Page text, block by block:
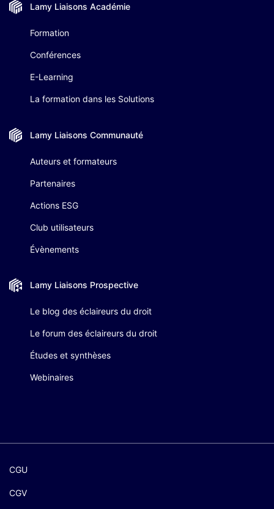
Lamy Liaisons Académie
Formation
Conférences
E-Learning
La formation dans les Solutions
Lamy Liaisons Communauté
Auteurs et formateurs
Partenaires
Actions ESG
Club utilisateurs
Évènements
Lamy Liaisons Prospective
Le blog des éclaireurs du droit
Le forum des éclaireurs du droit
Études et synthèses
Webinaires
CGU
CGV